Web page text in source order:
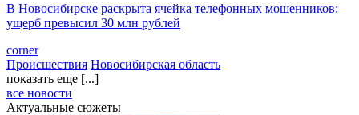
В Новосибирске раскрыта ячейка телефонных мошенников:
ущерб превысил 30 млн рублей
corner
Происшествия Новосибирская область
показать еще [...]
все новости
Актуальные сюжеты